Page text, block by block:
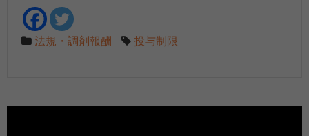
法規・調剤報酬 投与制限